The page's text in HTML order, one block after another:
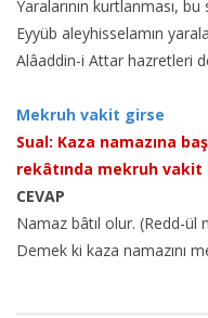
Yaralarının kurtlanması, bu
Eyyüb aleyhisselamın
Alâaddin-i Attar hazretleri
Mekruh vakit girse
Sual: Kaza namazına
rekâtında mekruh
CEVAP
Namaz bâtıl olur. (Redd-ül
Demek ki kaza namazını